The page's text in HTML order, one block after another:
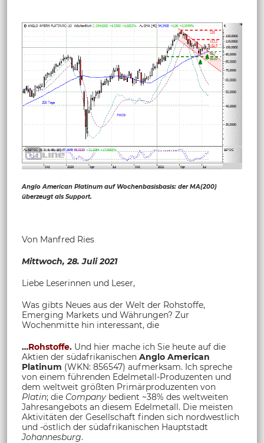
Anglo American Platinum auf Wochenbasisbasis: der MA(200)
überzeugt als Support.
Von Manfred Ries
Mittwoch, 28. Juli 2021
Liebe Leserinnen und Leser,
Was gibts Neues aus der Welt der Rohstoffe,
Emerging Markets und Währungen? Zur
Wochenmitte hin interessant, die
…Rohstoffe. Und hier mache ich Sie heute auf die
Aktien der südafrikanischen Anglo American
Platinum (WKN: 856547) aufmerksam. Ich spreche
von einem führenden Edelmetall-Produzenten und
dem weltweit größten Primärproduzenten von
Platin; die Company bedient ~38% des weltweiten
Jahresangebots an diesem Edelmetall. Die meisten
Aktivitäten der Gesellschaft finden sich nordwestlich
und -östlich der südafrikanischen Hauptstadt
Johannesburg.